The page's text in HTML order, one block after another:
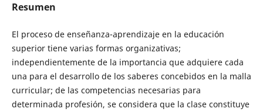
Resumen
El proceso de enseñanza-aprendizaje en la educación
superior tiene varias formas organizativas;
independientemente de la importancia que adquiere cada
una para el desarrollo de los saberes concebidos en la malla
curricular; de las competencias necesarias para
determinada profesión, se considera que la clase constituye